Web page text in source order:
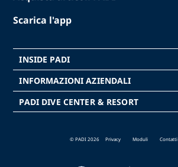
Scarica l'app
INSIDE PADI
INFORMAZIONI AZIENDALI
PADI DIVE CENTER & RESORT
© PADI 2026 Privacy Moduli Contatti